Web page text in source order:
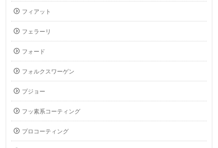
フィアット
フェラーリ
フォード
フォルクスワーゲン
プジョー
フッ素系コーティング
プロコーティング